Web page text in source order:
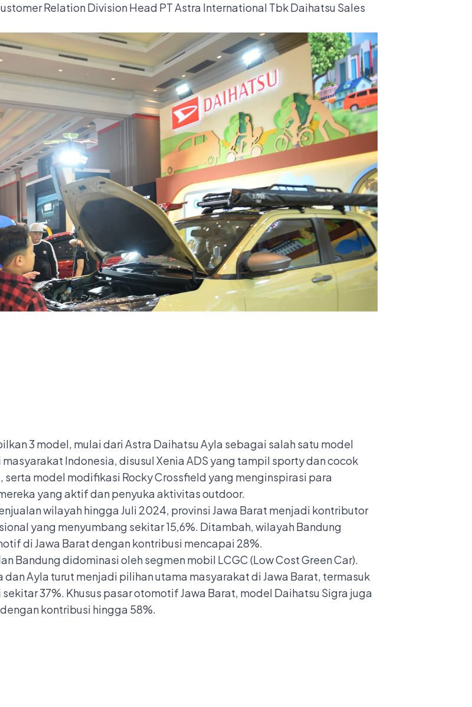
Relation Division Head PT Astra International Tbk Daihatsu Sales
3 model, mulai dari Astra Daihatsu Ayla sebagai salah satu model
Indonesia, disusul Xenia ADS yang tampil sporty dan cocok
model modifikasi Rocky Crossfield yang menginspirasi para
yang aktif dan penyuka aktivitas outdoor.
wilayah hingga Juli 2024, provinsi Jawa Barat menjadi kontributor
yang menyumbang sekitar 15,6%. Ditambah, wilayah Bandung
di Jawa Barat dengan kontribusi mencapai 28%.
Bandung didominasi oleh segmen mobil LCGC (Low Cost Green Car).
Ayla turut menjadi pilihan utama masyarakat di Jawa Barat, termasuk
37%. Khusus pasar otomotif Jawa Barat, model Daihatsu Sigra juga
kontribusi hingga 58%.